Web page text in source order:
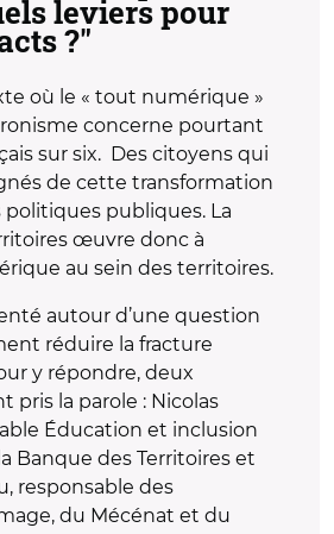
leviers pour
?"
où le « tout numérique »
concerne pourtant
sur six. Des citoyens qui
de cette transformation
publiques. La
œuvre donc à
au sein des territoires.
autour d’une question
réduire la fracture
y répondre, deux
pris la parole : Nicolas
Éducation et inclusion
Banque des Territoires et
responsable des
du Mécénat et du